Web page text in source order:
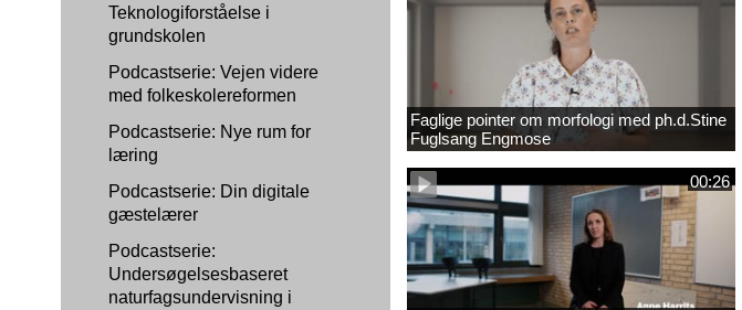
Teknologiforståelse i
grundskolen
Podcastserie: Vejen videre
med folkeskolereformen
Podcastserie: Nye rum for
læring
Podcastserie: Din digitale
gæstelærer
Podcastserie:
Undersøgelsesbaseret
naturfagsundervisning i
Faglige pointer om morfologi med ph.d.Stine
Fuglsang Engmose
00:26